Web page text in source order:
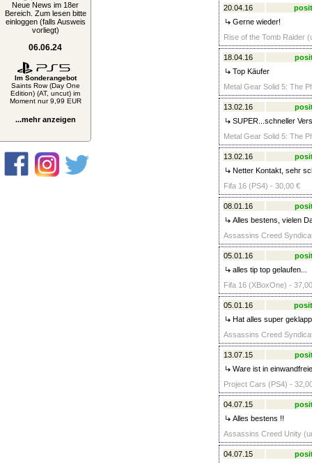
Neue News im 18er
Bereich. Zum lesen bitte
einloggen (falls Ausweis
vorliegt)
06.06.24
Im Sonderangebot
Saints Row (Day One
Edition) (AT, uncut) im
Moment nur 9,99 EUR
...mehr anzeigen
20.04.16
Gerne wieder!
Rise of the Tomb Raider
18.04.16
Top Käufer
Metal Gear Solid 5: The
13.02.16
SUPER...schneller
Metal Gear Solid 5: The
13.02.16
Netter Kontakt, sehr
Fifa 16 (PS4) - 30,00 €
08.01.16
Alles bestens, vielen
Assassins Creed
05.01.16
alles tip top gelaufen...
Fifa 16 (XBoxOne) -
05.01.16
Hat alles super
Assassins Creed
13.07.15
Ware ist in
Project Cars (PS4) -
04.07.15
Alles bestens !!
Assassins Creed Unity
04.07.15